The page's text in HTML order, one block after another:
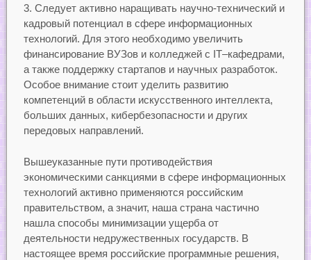
3. Следует активно наращивать научно-технический и
кадровый потенциал в сфере информационных
технологий. Для этого необходимо увеличить
финансирование ВУЗов и колледжей с IT–кафедрами,
а также поддержку стартапов и научных разработок.
Особое внимание стоит уделить развитию
компетенций в области искусственного интеллекта,
больших данных, кибербезопасности и других
передовых направлений.
Вышеуказанные пути противодействия
экономическими санкциями в сфере информационных
технологий активно применяются российским
правительством, а значит, наша страна частично
нашла способы минимизации ущерба от
деятельности недружественных государств. В
настоящее время российские программные решения,